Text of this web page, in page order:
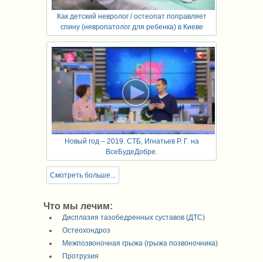
Как детский невролог / остеопат поправляет
спину (невропатолог для ребенка) в Киеве
Новый год – 2019. СТБ, Игнатьев Р. Г. на
ВсеБудеДобре.
Смотреть больше...
Что мы лечим:
Дисплазия тазобедренных суставов (ДТС)
Остеохондроз
Межпозвоночная грыжа (грыжа позвоночника)
Протрузия